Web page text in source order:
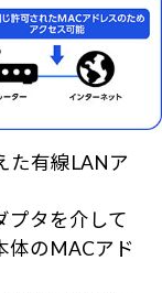
た有線LANア
プタを介して
体のMACアド